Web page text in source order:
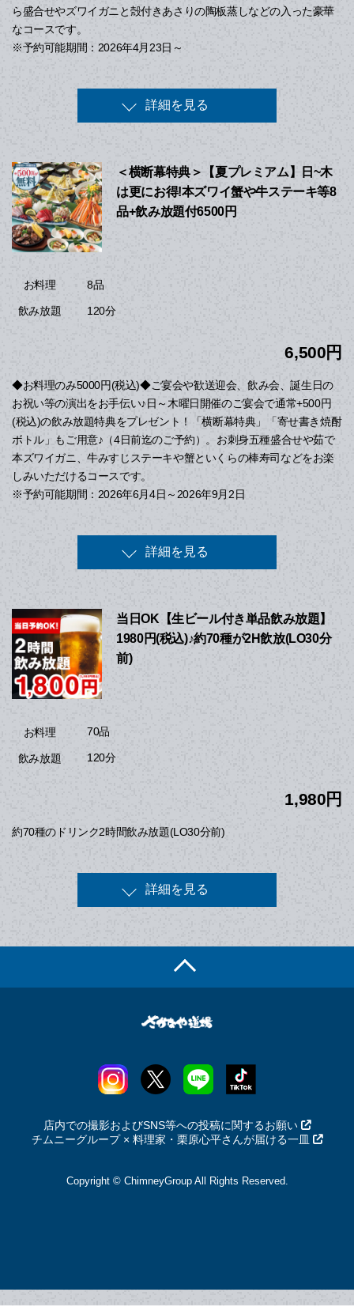
ら盛合せやズワイガニと殻付きあさりの陶板蒸しなどの入った豪華
なコースです。
※予約可能期間：2026年4月23日～
詳細を見る
＜横断幕特典＞【夏プレミアム】日~木
は更にお得!本ズワイ蟹や牛ステーキ等8
品+飲み放題付6500円
お料理 8品
飲み放題 120分
6,500円
◆お料理のみ5000円(税込)◆ご宴会や歓送迎会、飲み会、誕生日の
お祝い等の演出をお手伝い♪日～木曜日開催のご宴会で通常+500円
(税込)の飲み放題特典をプレゼント！「横断幕特典」「寄せ書き焼酎
ボトル」もご用意♪（4日前迄のご予約）。お刺身五種盛合せや茹で
本ズワイガニ、牛みすじステーキや蟹といくらの棒寿司などをお楽
しみいただけるコースです。
※予約可能期間：2026年6月4日～2026年9月2日
詳細を見る
当日OK【生ビール付き単品飲み放題】
1980円(税込)♪約70種が2H飲放(LO30分
前)
お料理 70品
飲み放題 120分
1,980円
約70種のドリンク2時間飲み放題(LO30分前)
詳細を見る
店内での撮影およびSNS等への投稿に関するお願い
チムニーグループ × 料理家・栗原心平さんが届ける一皿
Copyright © ChimneyGroup All Rights Reserved.